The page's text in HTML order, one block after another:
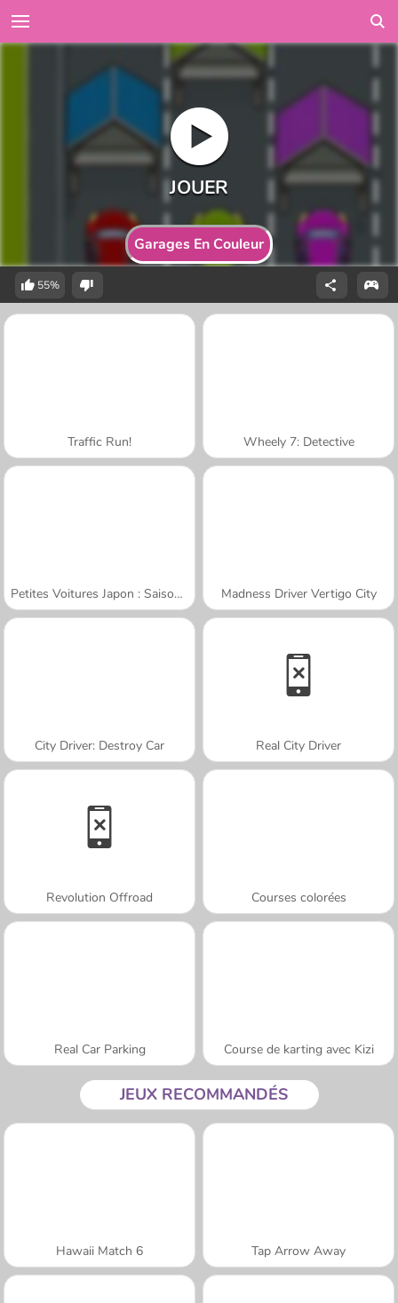
Garages En Couleur
55%
Traffic Run! Wheely 7: Detective
Petites Voitures Japon : Saison 2 Madness Driver Vertigo City
City Driver: Destroy Car Real City Driver
Revolution Offroad Courses colorées
Real Car Parking Course de karting avec Kizi
JEUX RECOMMANDÉS
Hawaii Match 6 Tap Arrow Away